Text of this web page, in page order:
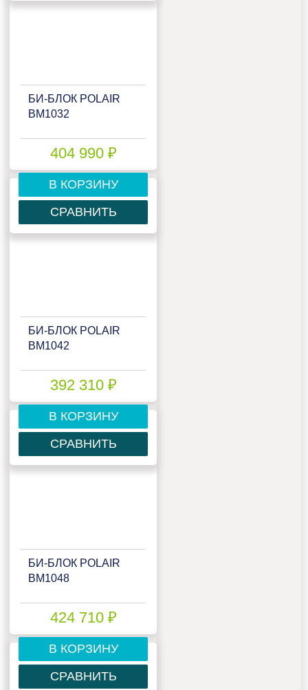
БИ‑БЛОК POLAIR
BM1032
404 990 ₽
В КОРЗИНУ
СРАВНИТЬ
БИ‑БЛОК POLAIR
BM1042
392 310 ₽
В КОРЗИНУ
СРАВНИТЬ
БИ‑БЛОК POLAIR
BM1048
424 710 ₽
В КОРЗИНУ
СРАВНИТЬ